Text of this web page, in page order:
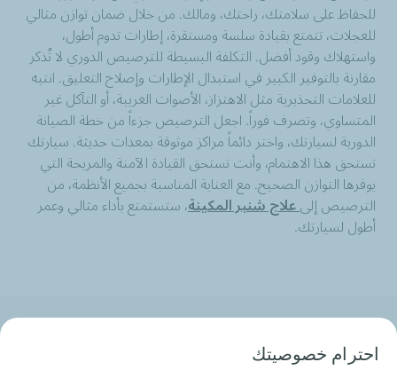
للحفاظ على سلامتك، راحتك، ومالك. من خلال ضمان توازن مثالي
للعجلات، تتمتع بقيادة سلسة ومستقرة، إطارات تدوم أطول،
واستهلاك وقود أفضل. التكلفة البسيطة للترصيص الدوري لا تُذكر
مقارنة بالتوفير الكبير في استبدال الإطارات وإصلاح التعليق. انتبه
للعلامات التحذيرية مثل الاهتزاز، الأصوات الغريبة، أو التآكل غير
المتساوي، وتصرف فوراً. اجعل الترصيص جزءاً من خطة الصيانة
الدورية لسيارتك، واختر دائماً مراكز موثوقة بمعدات حديثة. سيارتك
تستحق هذا الاهتمام، وأنت تستحق القيادة الآمنة والمريحة التي
يوفرها التوازن الصحيح. مع العناية المناسبة بجميع الأنظمة، من
الترصيص إلىعلاج شنبر المكينة، ستستمتع بأداء مثالي وعمر
أطول لسيارتك.
من نحن
احترام خصوصيتك